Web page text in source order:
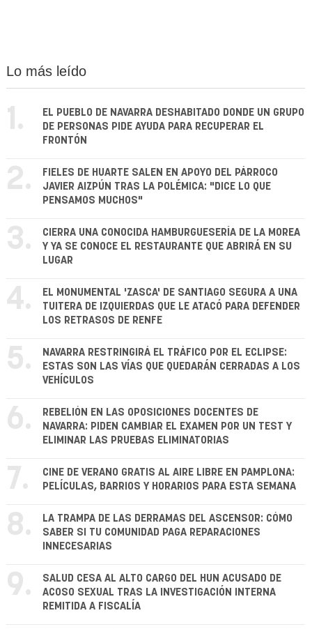
Lo más leído
1.
EL PUEBLO DE NAVARRA DESHABITADO DONDE UN GRUPO
DE PERSONAS PIDE AYUDA PARA RECUPERAR EL
FRONTÓN
2.
FIELES DE HUARTE SALEN EN APOYO DEL PÁRROCO
JAVIER AIZPÚN TRAS LA POLÉMICA: "DICE LO QUE
PENSAMOS MUCHOS"
3.
CIERRA UNA CONOCIDA HAMBURGUESERÍA DE LA MOREA
Y YA SE CONOCE EL RESTAURANTE QUE ABRIRÁ EN SU
LUGAR
4.
EL MONUMENTAL 'ZASCA' DE SANTIAGO SEGURA A UNA
TUITERA DE IZQUIERDAS QUE LE ATACÓ PARA DEFENDER
LOS RETRASOS DE RENFE
5.
NAVARRA RESTRINGIRÁ EL TRÁFICO POR EL ECLIPSE:
ESTAS SON LAS VÍAS QUE QUEDARÁN CERRADAS A LOS
VEHÍCULOS
6.
REBELIÓN EN LAS OPOSICIONES DOCENTES DE
NAVARRA: PIDEN CAMBIAR EL EXAMEN POR UN TEST Y
ELIMINAR LAS PRUEBAS ELIMINATORIAS
7.
CINE DE VERANO GRATIS AL AIRE LIBRE EN PAMPLONA:
PELÍCULAS, BARRIOS Y HORARIOS PARA ESTA SEMANA
8.
LA TRAMPA DE LAS DERRAMAS DEL ASCENSOR: CÓMO
SABER SI TU COMUNIDAD PAGA REPARACIONES
INNECESARIAS
9.
SALUD CESA AL ALTO CARGO DEL HUN ACUSADO DE
ACOSO SEXUAL TRAS LA INVESTIGACIÓN INTERNA
REMITIDA A FISCALÍA